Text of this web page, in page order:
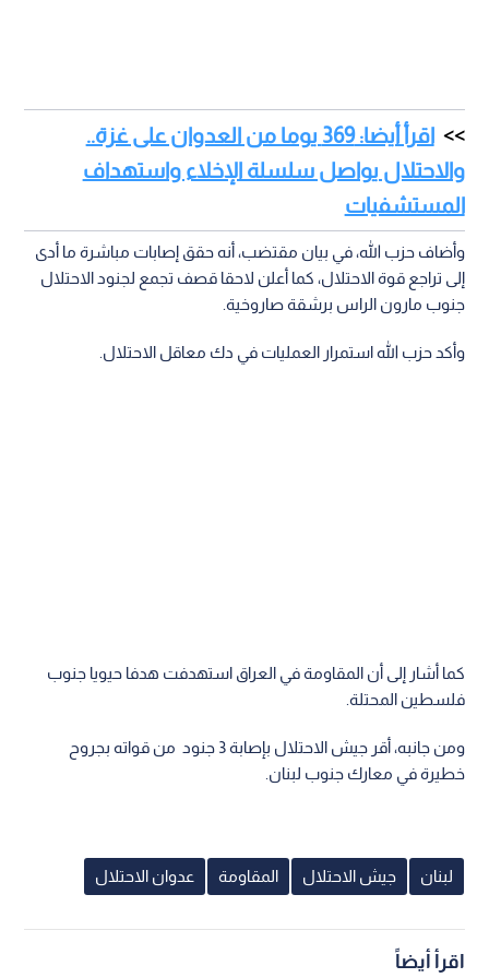
اقرأ أيضا: 369 يوما من العدوان على غزة..
والاحتلال يواصل سلسلة الإخلاء واستهداف
المستشفيات
وأضاف حزب الله، في بيان مقتضب، أنه حقق إصابات مباشرة ما أدى
إلى تراجع قوة الاحتلال، كما أعلن لاحقا قصف تجمع لجنود الاحتلال
جنوب مارون الراس برشقة صاروخية.
وأكد حزب الله استمرار العمليات في دك معاقل الاحتلال.
كما أشار إلى أن المقاومة في العراق استهدفت هدفا حيويا جنوب
فلسطين المحتلة.
ومن جانبه، أقر جيش الاحتلال بإصابة 3 جنود من قواته بجروح
خطيرة في معارك جنوب لبنان.
لبنان جيش الاحتلال المقاومة عدوان الاحتلال
اقرأ أيضاً